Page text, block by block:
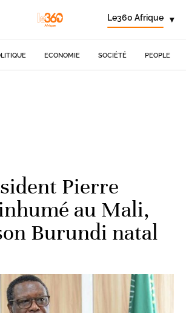
Le360 Afrique ▾
ECONOMIE SOCIÉTÉ PEOPLE
Pierre
au Mali,
Burundi natal